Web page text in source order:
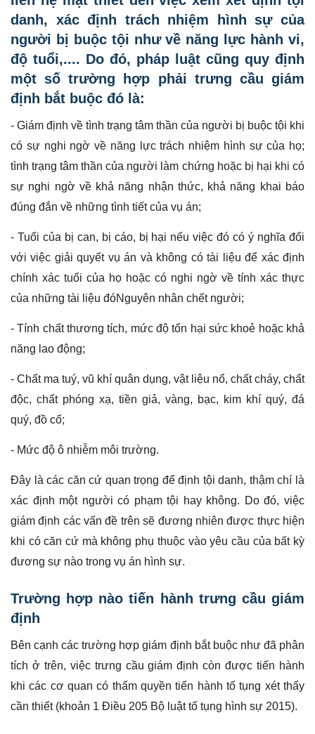
danh, xác định trách nhiệm hình sự của
người bị buộc tội như về năng lực hành vi,
độ tuổi,.... Do đó, pháp luật cũng quy định
một số trường hợp phải trưng cầu giám
định bắt buộc đó là:
- Giám định về tình trạng tâm thần của người bị buộc tội khi
có sự nghi ngờ về năng lực trách nhiệm hình sự của họ;
tình trạng tâm thần của người làm chứng hoặc bị hại khi có
sự nghi ngờ về khả năng nhận thức, khả năng khai báo
đúng đắn về những tình tiết của vụ án;
- Tuổi của bị can, bị cáo, bị hại nếu việc đó có ý nghĩa đối
với việc giải quyết vụ án và không có tài liệu để xác định
chính xác tuổi của họ hoặc có nghi ngờ về tính xác thực
của những tài liệu đóNguyên nhân chết người;
- Tính chất thương tích, mức độ tổn hại sức khoẻ hoặc khả
năng lao động;
- Chất ma tuý, vũ khí quân dụng, vật liệu nổ, chất cháy, chất
độc, chất phóng xạ, tiền giả, vàng, bạc, kim khí quý, đá
quý, đồ cổ;
- Mức độ ô nhiễm môi trường.
Đây là các căn cứ quan trọng để định tội danh, thậm chí là
xác định một người có phạm tội hay không. Do đó, việc
giám định các vấn đề trên sẽ đương nhiên được thực hiện
khi có căn cứ mà không phụ thuộc vào yêu cầu của bất kỳ
đương sự nào trong vụ án hình sự.
Trường hợp nào tiến hành trưng cầu giám
định
Bên cạnh các trường hợp giám định bắt buộc như đã phân
tích ở trên, việc trưng cầu giám định còn được tiến hành
khi các cơ quan có thẩm quyền tiến hành tố tụng xét thấy
cần thiết (khoản 1 Điều 205 Bộ luật tố tụng hình sự 2015).